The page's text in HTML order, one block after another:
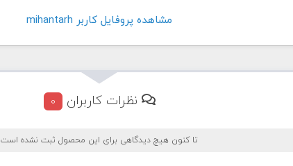
مشاهده پروفايل کاربر mihantarh
نظرات کاربران 0
تا کنون هیچ دیدگاهی برای این محصول ثبت نشده است